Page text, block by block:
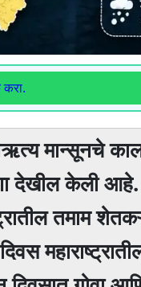
मान्सूनचे
देखील केली
तमाम